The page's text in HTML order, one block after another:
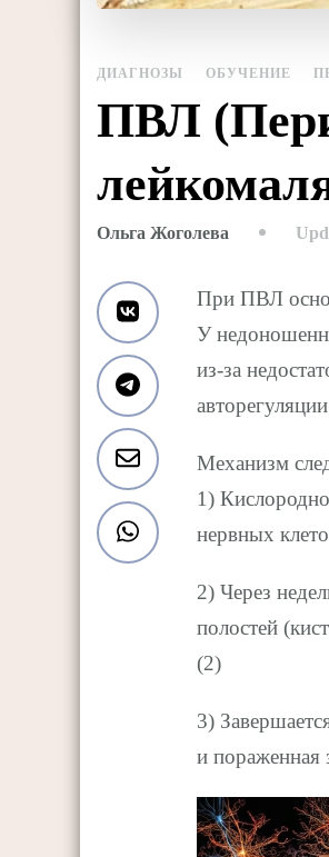
ДИАГНОЗЫ ОБУЧЕНИЕ
ПВЛ
Ольга Жоголева
При ПВЛ
У
из-за
Механизм
1)
нервных
2) Через
полостей
(2)
3)
и пораженная